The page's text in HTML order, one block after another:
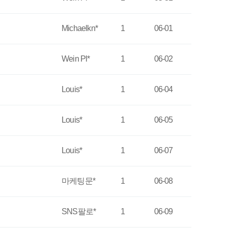
Michaelkn* 1 06-01
Wein Pl* 1 06-02
Louis* 1 06-04
Louis* 1 06-05
Louis* 1 06-07
마케팅문* 1 06-08
SNS팔로* 1 06-09